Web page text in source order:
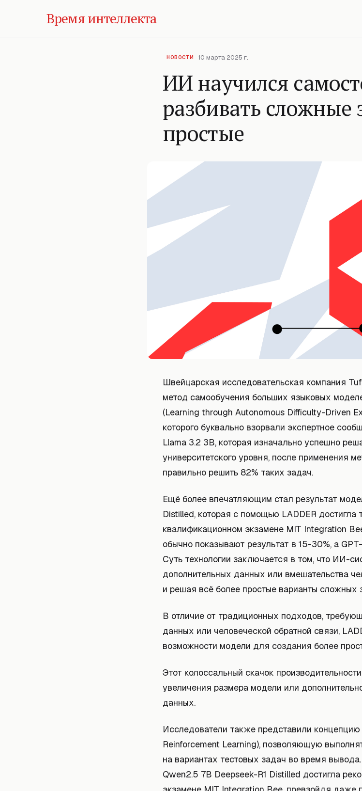
Время интеллекта
НОВОСТИ 10 марта 2025 г.
ИИ научился
разбивать сложные
простые
Швейцарская исследовательская компания
метод самообучения больших языковых
(Learning through Autonomous Difficulty-Driven
которого буквально взорвали экспертное
Llama 3.2 3B, которая изначально успешно
университетского уровня, после применения
правильно решить 82% таких задач.
Ещё более впечатляющим стал результат
Distilled, которая с помощью LADDER достигла
квалификационном экзамене MIT Integration
обычно показывают результат в 15-30%, а
Суть технологии заключается в том, что ИИ-
дополнительных данных или вмешательства
и решая всё более простые варианты сложных
В отличие от традиционных подходов,
данных или человеческой обратной связи,
возможности модели для создания более
Этот колоссальный скачок
увеличения размера модели или
данных.
Исследователи также представили
Reinforcement Learning), позволяющую
на вариантах тестовых задач во время
Qwen2.5 7B Deepseek-R1 Distilled достигла